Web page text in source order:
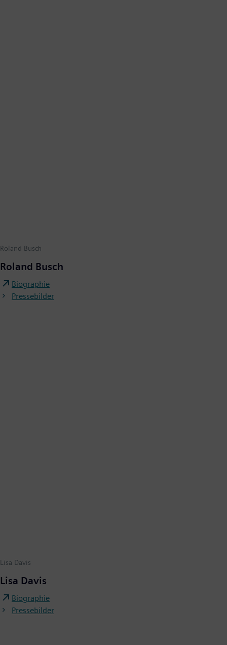
Roland Busch
Roland Busch
Biographie
Pressebilder
Lisa Davis
Lisa Davis
Biographie
Pressebilder